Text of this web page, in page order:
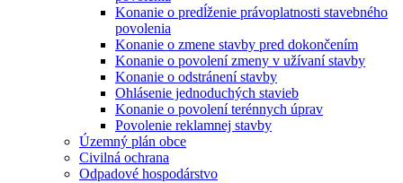
Konanie o predĺženie právoplatnosti stavebného
povolenia
Konanie o zmene stavby pred dokončením
Konanie o povolení zmeny v užívaní stavby
Konanie o odstránení stavby
Ohlásenie jednoduchých stavieb
Konanie o povolení terénnych úprav
Povolenie reklamnej stavby
Územný plán obce
Civilná ochrana
Odpadové hospodárstvo